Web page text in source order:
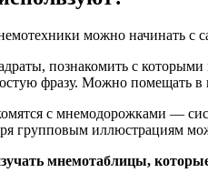
можно начинать с
познакомить с
фразу. Можно помещать в
с мнемодорожками —
групповым иллюстрациям
мнемотаблицы,